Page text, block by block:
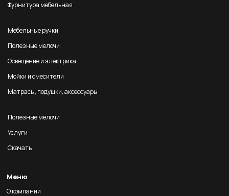
Фурнитура мебельная
Мебельные ручки
Полезные мелочи
Освещение и электрика
Мойки и смесители
Матрасы, подушки, аксессуары
Полезные мелочи
Услуги
Скачать
Меню
О компании